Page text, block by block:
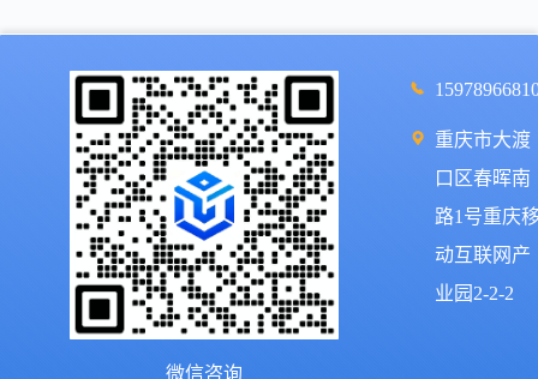
微信咨询
重庆市大渡
口区春晖南
路1号重庆
动互联网产
业园2-2-2